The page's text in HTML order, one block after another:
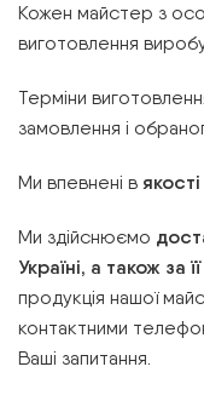
Кожен майстер з
виготовлення
Терміни
замовлення і
Ми впевнені в якості
Ми здійснюємо
Україні, а також за
продукція нашої
контактними
Ваші запитання.